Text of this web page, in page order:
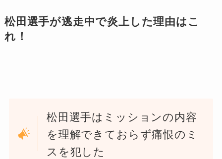
松田選手が逃走中で炎上した理由はこ
れ！
松田選手はミッションの内容
を理解できておらず痛恨のミ
スを犯した